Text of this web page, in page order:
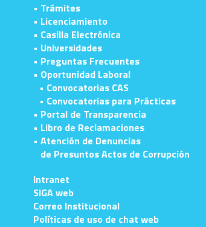
• Trámites
• Licenciamiento
• Casilla Electrónica
• Universidades
• Preguntas Frecuentes
• Oportunidad Laboral
• Convocatorias CAS
• Convocatorias para Prácticas
• Portal de Transparencia
• Libro de Reclamaciones
• Atención de Denuncias
de Presuntos Actos de Corrupción
Intranet
SIGA web
Correo Institucional
Políticas de uso de chat web